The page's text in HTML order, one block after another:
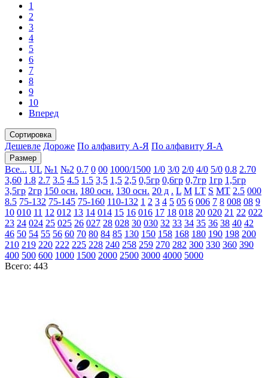
1
2
3
4
5
6
7
8
9
10
Вперед
Сортировка
Дешевле Дороже По алфавиту А-Я По алфавиту Я-А
Размер
Все... UL №1 №2 0.7 0 00 1000/1500 1/0 3/0 2/0 4/0 5/0 0.8 2.70
3,60 1.8 2.7 3.5 4.5 1.5 3,5 1,5 2,5 0,5гр 0,6гр 0,7гр 1гр 1,5гр
3,5гр 2гр 150 осн. 180 осн. 130 осн. 20 д . L M LT S MT 2.5 000
8.5 75-132 75-145 75-160 110-132 1 2 3 4 5 05 6 006 7 8 008 08 9
10 010 11 12 012 13 14 014 15 16 016 17 18 018 20 020 21 22 022
23 24 024 25 025 26 027 28 028 30 030 32 33 34 35 36 38 40 42
46 50 54 55 56 60 70 80 84 85 130 150 158 168 180 190 198 200
210 219 220 222 225 228 240 258 259 270 282 300 330 360 390
400 500 600 1000 1500 2000 2500 3000 4000 5000
Всего: 443